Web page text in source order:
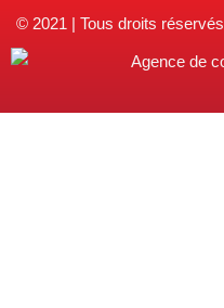
© 2021 | Tous droits réservés